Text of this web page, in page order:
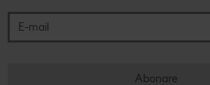
Abonare